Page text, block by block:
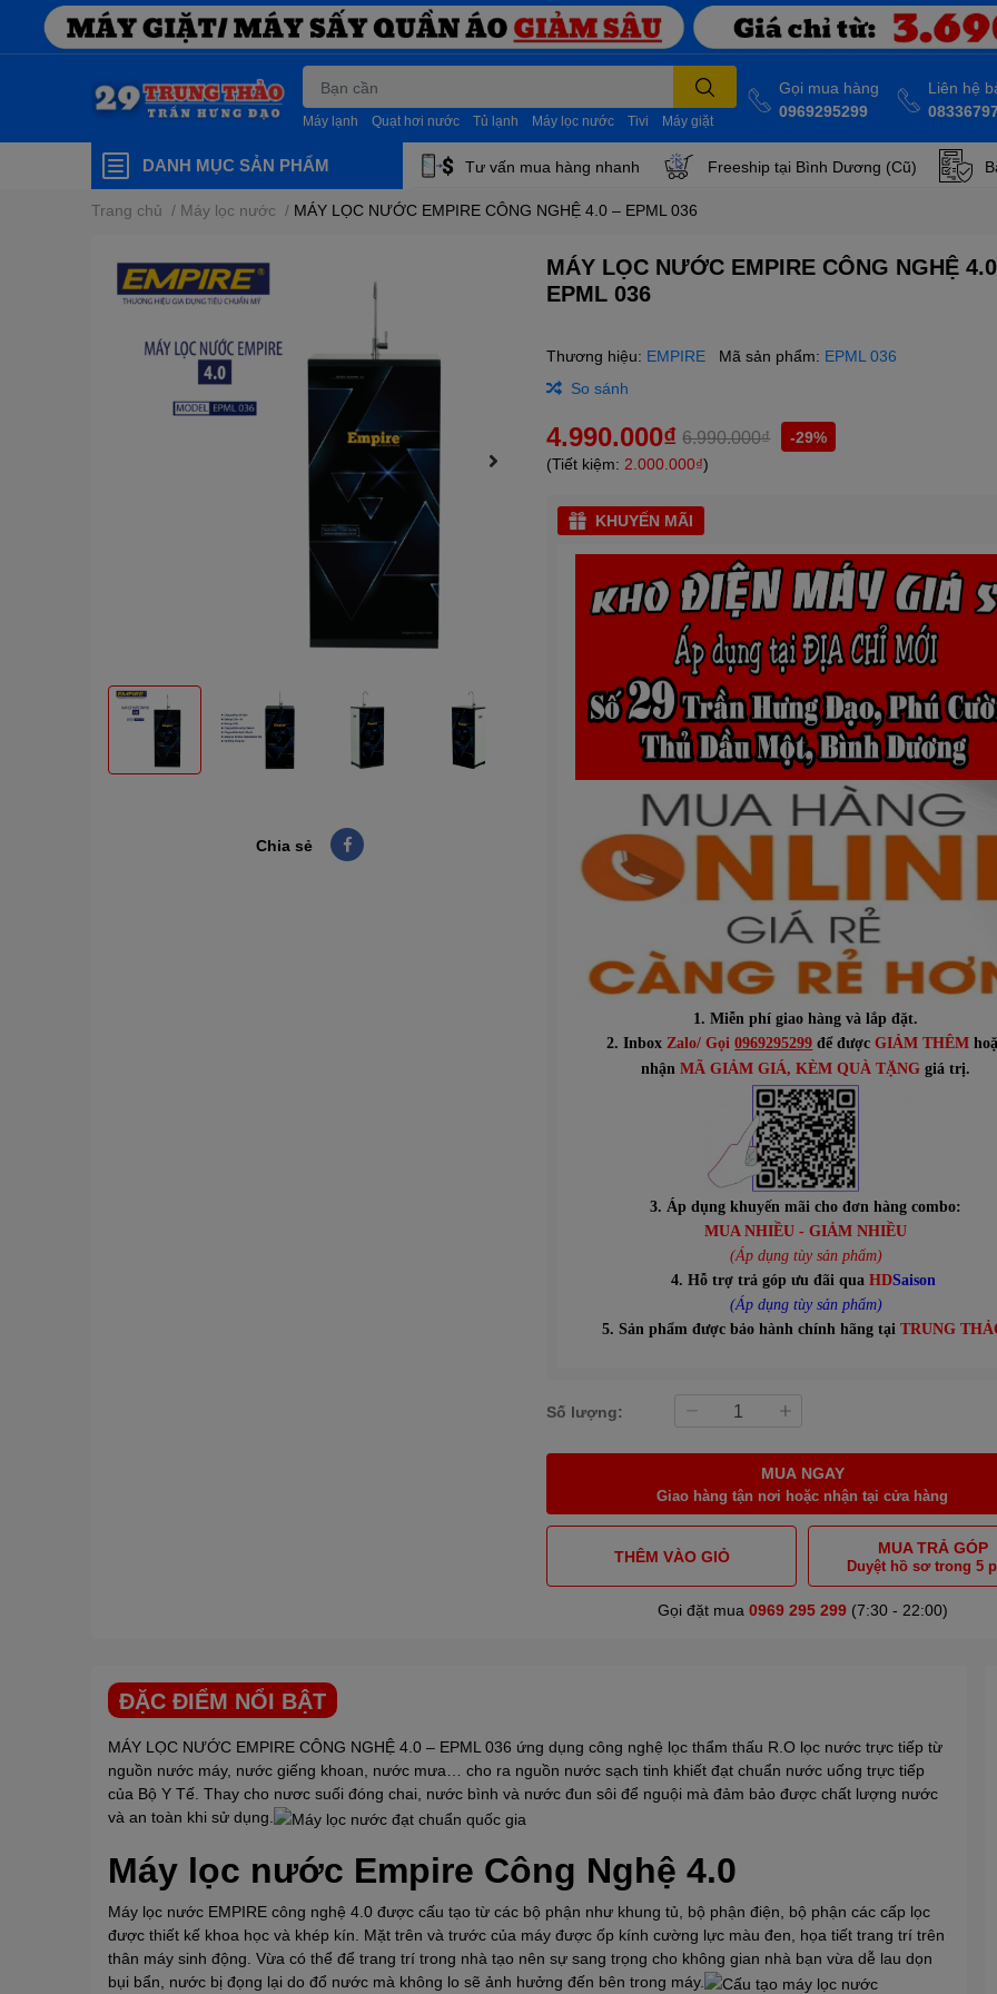
Máy lạnh Quạt hơi nước Tủ lạnh Máy lọc nước Tivi Máy giặt
Gọi mua hàng
0969295299
Liên hệ
DANH MỤC SẢN PHẨM Tư vấn mua hàng nhanh Freeship tại Bình Dương (Cũ)
Trang chủ / Máy lọc nước / MÁY LỌC NƯỚC EMPIRE CÔNG NGHỆ 4.0 – EPML 036
Chia sẻ
MÁY LỌC NƯỚC EMPIRE CÔNG NGHỆ
EPML 036
Thương hiệu: EMPIRE Mã sản phẩm: EPML 036
So sánh
4.990.000₫ 6.990.000₫
-29%
(Tiết kiệm: 2.000.000₫)
KHUYẾN MÃI
1. Miễn phí giao hàng và lắp đặt.
2. InboxZalo/ Gọi0969295299 để đượcGIẢM THÊM
nhận MÃ GIẢM GIÁ, KÈM QUÀ TẶNG giá trị.
3. Áp dụng khuyến mãi cho đơn hàng combo:
MUA NHIỀU - GIẢM NHIỀU
(Áp dụng tùy sản phẩm)
4. Hỗ trợ trả góp ưu đãi quaHDSaison
(Áp dụng tùy sản phẩm)
5. Sản phẩm được bảo hành chính hãng tại TRUNG
Số lượng:
MUA NGAY
Giao hàng tận nơi hoặc nhận tại cửa hàng
THÊM VÀO GIỎ MUA TRẢ GÓP
Duyệt hồ sơ trong 5
Gọi đặt mua 0969 295 299(7:30 - 22:00)
ĐẶC ĐIỂM NỔI BẬT
MÁY LỌC NƯỚC EMPIRE CÔNG NGHỆ 4.0 – EPML 036 ứng dụng công nghệ lọc thẩm thấu R.O lọc nước trực tiếp từ
nguồn nước máy, nước giếng khoan, nước mưa… cho ra nguồn nước sạch tinh khiết đạt chuẩn nước uống trực tiếp
của Bộ Y Tế. Thay cho nươc suối đóng chai, nước bình và nước đun sôi để nguội mà đảm bảo được chất lượng nước
và an toàn khi sử dụng.
Máy lọc nước Empire Công Nghệ 4.0
Máy lọc nước EMPIRE công nghệ 4.0 được cấu tạo từ các bộ phận như khung tủ, bộ phận điện, bộ phận các cấp lọc
được thiết kế khoa học và khép kín. Mặt trên và trước của máy được ốp kính cường lực màu đen, họa tiết trang trí trên
thân máy sinh động. Vừa có thể để trang trí trong nhà tạo nên sự sang trọng cho không gian nhà bạn vừa dễ lau dọn
bụi bẩn, nước bị đọng lại do đổ nước mà không lo sẽ ảnh hưởng đến bên trong máy.